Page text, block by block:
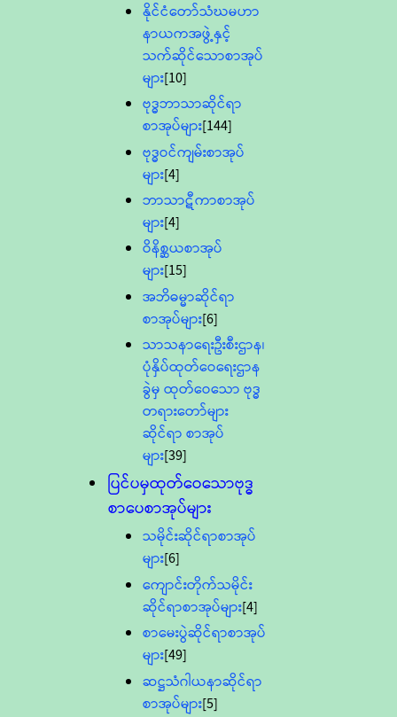
နိုင်ငံတော်သံဃမဟာ
နာယကအဖွဲ့နှင့်
သက်ဆိုင်သောစာအုပ်
များ[10]
ဗုဒ္ဓဘာသာဆိုင်ရာ
စာအုပ်များ[144]
ဗုဒ္ဓဝင်ကျမ်းစာအုပ်
များ[4]
ဘာသာဋီကာစာအုပ်
များ[4]
ဝိနိစ္ဆယစာအုပ်
များ[15]
အဘိဓမ္မာဆိုင်ရာ
စာအုပ်များ[6]
သာသနာရေးဦးစီးဌာန၊
ပုံနှိပ်ထုတ်ဝေရေးဌာန
ခွဲမှ ထုတ်ဝေသော ဗုဒ္ဓ
တရားတော်များ
ဆိုင်ရာ စာအုပ်
များ[39]
ပြင်ပမှထုတ်ဝေသောဗုဒ္ဓ
စာပေစာအုပ်များ
သမိုင်းဆိုင်ရာစာအုပ်
များ[6]
ကျောင်းတိုက်သမိုင်း
ဆိုင်ရာစာအုပ်များ[4]
စာမေးပွဲဆိုင်ရာစာအုပ်
များ[49]
ဆဋ္ဌသံဂါယနာဆိုင်ရာ
စာအုပ်များ[5]